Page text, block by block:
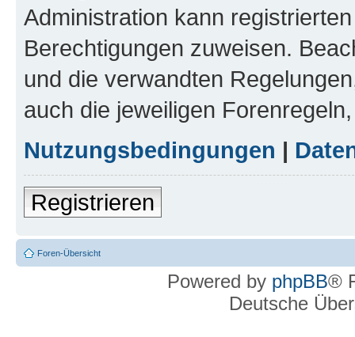
Administration kann
Berechtigungen zuweisen.
und die verwandten
auch die jeweiligen
Nutzungsbedingungen |
Registrieren
Foren-Übersicht
Powered by phpBB®
Deutsche